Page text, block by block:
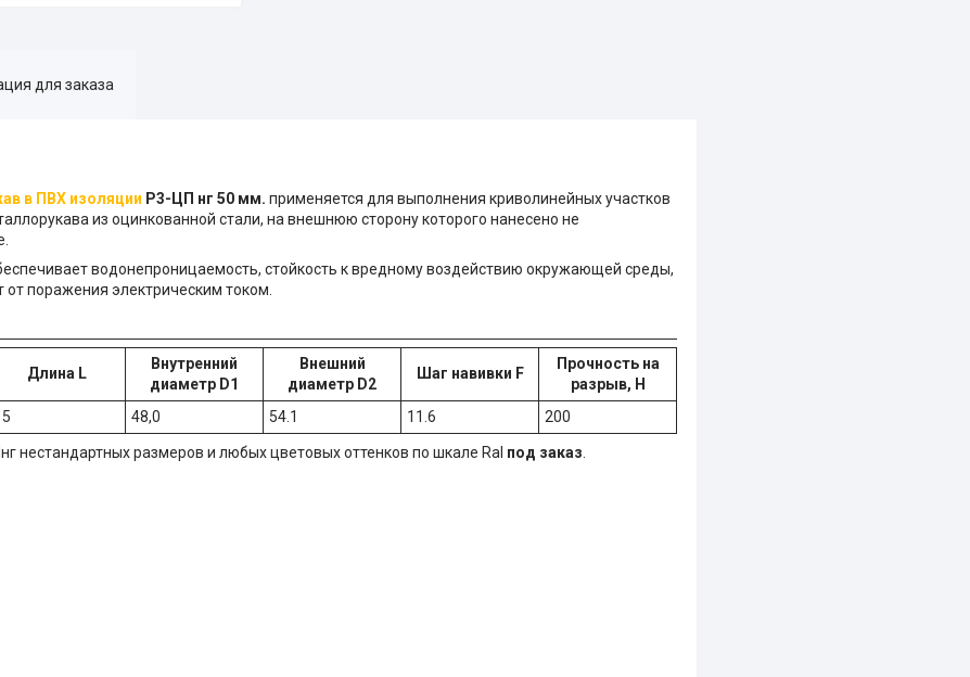
для заказа
в ПВХ изоляции Р3-ЦП нг 50 мм. применяется для выполнения криволинейных участков
из оцинкованной стали, на внешнюю сторону которого нанесено не
водонепроницаемость, стойкость к вредному воздействию окружающей среды,
поражения электрическим током.
Длина L
Внутренний
диаметр D1
Внешний
диаметр D2
Шаг навивки F
Прочность на
разрыв, Н
48,0 54.1 11.6 200
нестандартных размеров и любых цветовых оттенков по шкале Ral под заказ